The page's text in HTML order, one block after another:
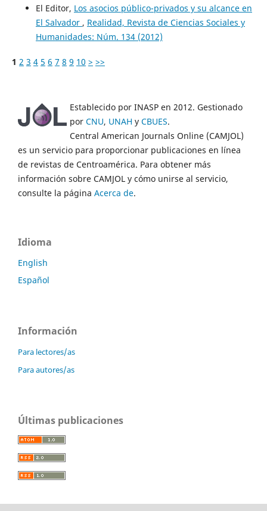
El Editor, Los asocios público-privados y su alcance en
El Salvador , Realidad, Revista de Ciencias Sociales y
Humanidades: Núm. 134 (2012)
1 2 3 4 5 6 7 8 9 10 > >>
Establecido por INASP en 2012. Gestionado
por CNU, UNAH y CBUES.
Central American Journals Online (CAMJOL)
es un servicio para proporcionar publicaciones en línea
de revistas de Centroamérica. Para obtener más
información sobre CAMJOL y cómo unirse al servicio,
consulte la página Acerca de.
Idioma
English
Español
Información
Para lectores/as
Para autores/as
Últimas publicaciones